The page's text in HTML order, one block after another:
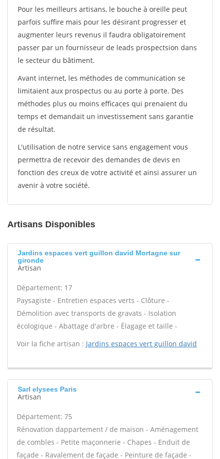
Pour les meilleurs artisans, le bouche à oreille peut
parfois suffire mais pour les désirant progresser et
augmenter leurs revenus il faudra obligatoirement
passer par un fournisseur de leads prospectsion dans
le secteur du bâtiment.
Avant internet, les méthodes de communication se
limitaient aux prospectus ou au porte à porte. Des
méthodes plus ou moins efficaces qui prenaient du
temps et demandait un investissement sans garantie
de résultat.
L'utilisation de notre service sans engagement vous
permettra de recevoir des demandes de devis en
fonction des creux de votre activité et ainsi assurer un
avenir à votre société.
Artisans Disponibles
Jardins espaces vert guillon david Mortagne sur
gironde
Artisan
Département: 17
Paysagiste - Entretien espaces verts - Clôture -
Démolition avec transports de gravats - Isolation
écologique - Abattage d'arbre - Élagage et taille -
Voir la fiche artisan : Jardins espaces vert guillon david
Sarl elysees Paris
Artisan
Département: 75
Rénovation dappartement / de maison - Aménagement
de combles - Petite maçonnerie - Chapes - Enduit de
façade - Ravalement de façade - Peinture de façade -